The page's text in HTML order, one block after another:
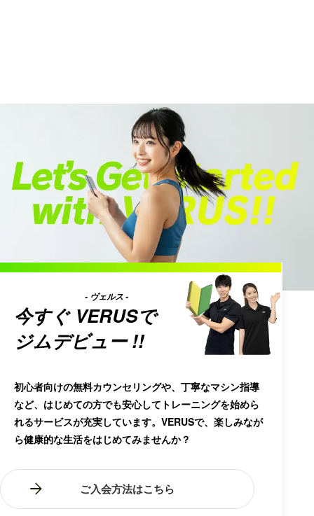
今すぐ VERUS
- ヴェルス -
で
ジムデビュー !!
初心者向けの無料カウンセリングや、丁寧なマシン指導
など、はじめての方でも安心してトレーニングを始めら
れるサービスが充実しています。VERUSで、楽しみなが
ら健康的な生活をはじめてみませんか？
ご入会方法はこちら